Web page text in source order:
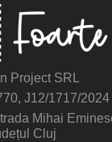
Project SRL
J12/1717/2024
Mihai
Cluj